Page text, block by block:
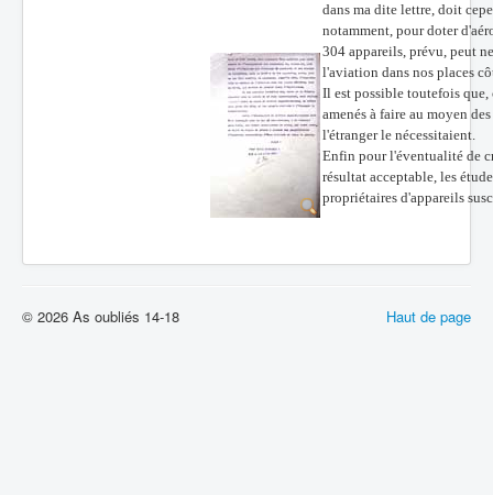
dans ma dite lettre, doit
notamment, pour doter
304 appareils, prévu, peut
l'aviation dans nos places
Il est possible toutefois
amenés à faire au moyen
l'étranger le nécessitaient.
Enfin pour l'éventualité de
résultat acceptable, les
propriétaires d'appareils
Haut de page
© 2026 As oubliés 14-18